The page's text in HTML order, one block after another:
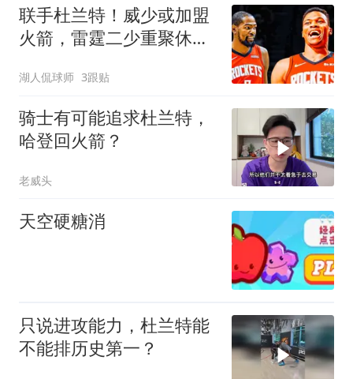
联手杜兰特！威少或加盟
火箭，雷霆二少重聚休斯
湖人侃球师 3跟贴
骑士有可能追求杜兰特，
哈登回火箭？
老威头
天空硬糖消
只说进攻能力，杜兰特能
不能排历史第一？